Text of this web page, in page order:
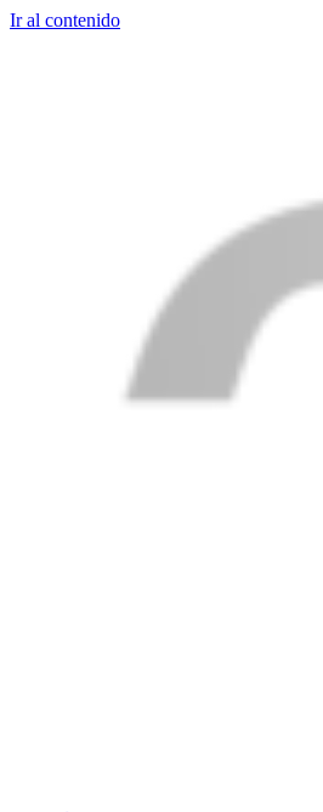
Ir al contenido